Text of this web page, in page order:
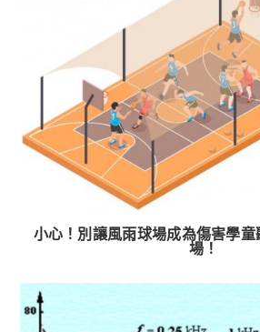
小心！別讓風雨球場成為傷害學
場！